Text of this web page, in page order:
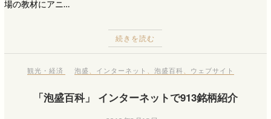
場の教材にアニ…
続きを読む
観光・経済 泡盛 インターネット 、泡盛百科 ウェブサイト
「泡盛百科」 インターネットで913銘柄紹介